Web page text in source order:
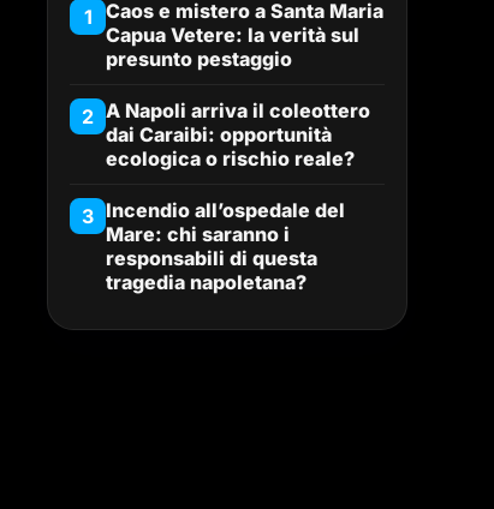
1 Caos e mistero a Santa Maria
Capua Vetere: la verità sul
presunto pestaggio
2 A Napoli arriva il coleottero
dai Caraibi: opportunità
ecologica o rischio reale?
3 Incendio all’ospedale del
Mare: chi saranno i
responsabili di questa
tragedia napoletana?